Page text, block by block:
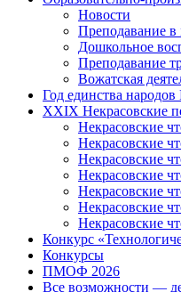
Новости
Преподавание в
Дошкольное
Преподавание
Вожатская
Год единства народов
XXIX Некрасовские
Некрасовские
Некрасовские
Некрасовские
Некрасовские
Некрасовские
Некрасовские
Некрасовские
Конкурс
Конкурсы
ПМОФ 2026
Все возможности —